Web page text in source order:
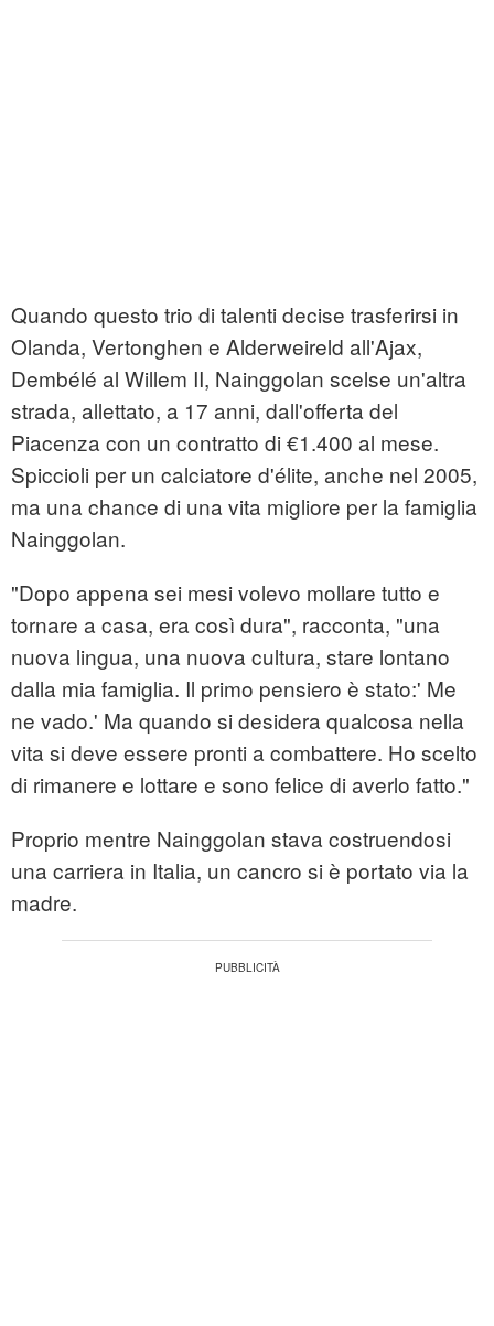
Quando questo trio di talenti decise trasferirsi in
Olanda, Vertonghen e Alderweireld all'Ajax,
Dembélé al Willem II, Nainggolan scelse un'altra
strada, allettato, a 17 anni, dall'offerta del
Piacenza con un contratto di €1.400 al mese.
Spiccioli per un calciatore d'élite, anche nel 2005,
ma una chance di una vita migliore per la famiglia
Nainggolan.
"Dopo appena sei mesi volevo mollare tutto e
tornare a casa, era così dura", racconta, "una
nuova lingua, una nuova cultura, stare lontano
dalla mia famiglia. Il primo pensiero è stato:' Me
ne vado.' Ma quando si desidera qualcosa nella
vita si deve essere pronti a combattere. Ho scelto
di rimanere e lottare e sono felice di averlo fatto."
Proprio mentre Nainggolan stava costruendosi
una carriera in Italia, un cancro si è portato via la
madre.